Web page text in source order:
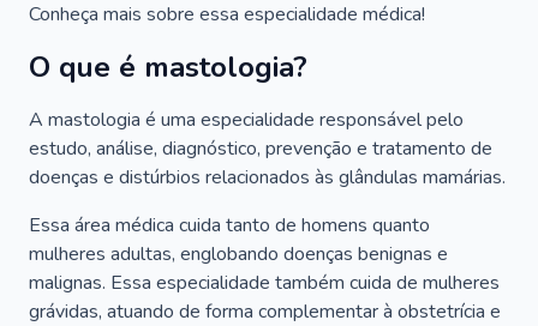
Conheça mais sobre essa especialidade médica!
O que é mastologia?
A mastologia é uma especialidade responsável pelo
estudo, análise, diagnóstico, prevenção e tratamento de
doenças e distúrbios relacionados às glândulas mamárias.
Essa área médica cuida tanto de homens quanto
mulheres adultas, englobando doenças benignas e
malignas. Essa especialidade também cuida de mulheres
grávidas, atuando de forma complementar à obstetrícia e